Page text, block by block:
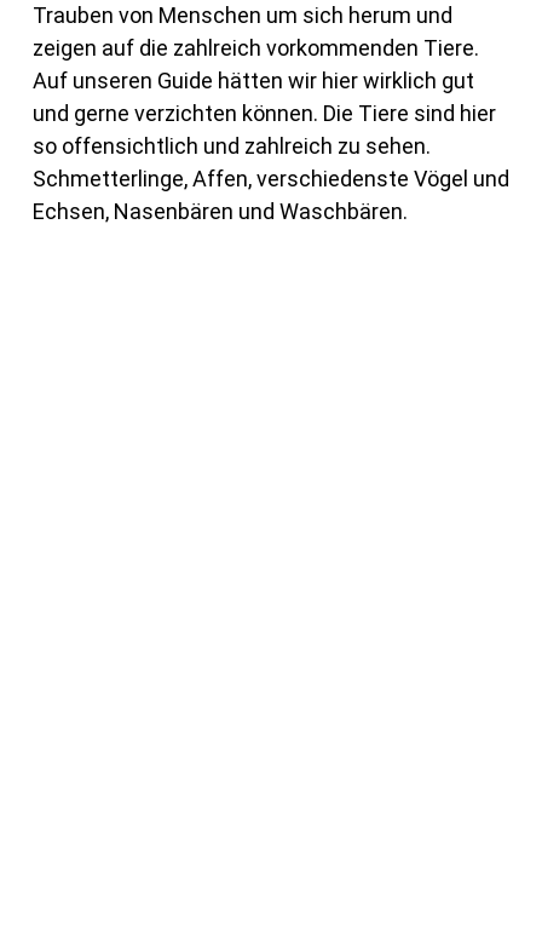
Trauben von Menschen um sich herum und
zeigen auf die zahlreich vorkommenden Tiere.
Auf unseren Guide hätten wir hier wirklich gut
und gerne verzichten können. Die Tiere sind hier
so offensichtlich und zahlreich zu sehen.
Schmetterlinge, Affen, verschiedenste Vögel und
Echsen, Nasenbären und Waschbären.